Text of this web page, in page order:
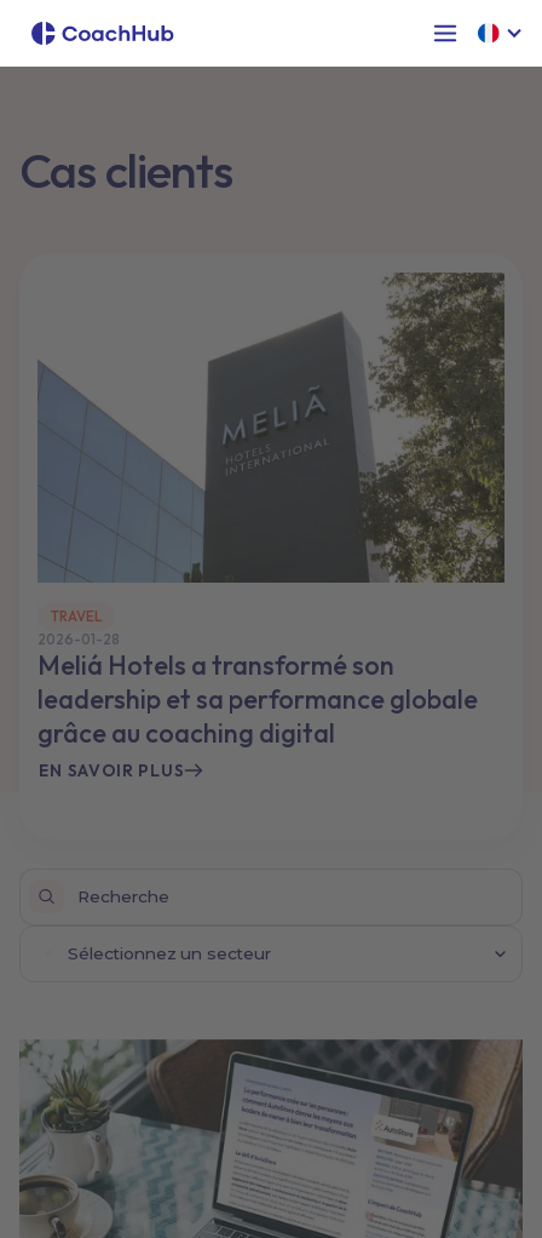
Cas clients
TRAVEL
2026-01-28
Meliá Hotels a transformé son
leadership et sa performance globale
grâce au coaching digital
EN SAVOIR PLUS
Sélectionnez un secteur